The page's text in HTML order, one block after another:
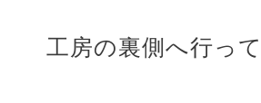
工房の裏側へ行っ